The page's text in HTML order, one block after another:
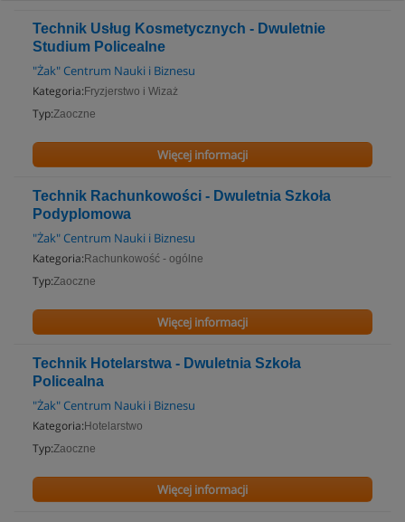
Technik Usług Kosmetycznych - Dwuletnie
Studium Policealne
"Żak" Centrum Nauki i Biznesu
Kategoria: Fryzjerstwo i Wizaż
Typ:Zaoczne
Więcej informacji
Technik Rachunkowości - Dwuletnia Szkoła
Podyplomowa
"Żak" Centrum Nauki i Biznesu
Kategoria: Rachunkowość - ogólne
Typ:Zaoczne
Więcej informacji
Technik Hotelarstwa - Dwuletnia Szkoła
Policealna
"Żak" Centrum Nauki i Biznesu
Kategoria: Hotelarstwo
Typ:Zaoczne
Więcej informacji